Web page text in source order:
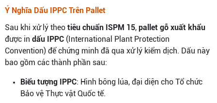
Ý Nghĩa Dấu IPPC Trên Pallet
Sau khi xử lý theo tiêu chuẩn ISPM 15, pallet gỗ xuất khẩu
được in dấu IPPC (International Plant Protection
Convention) để chứng minh đã qua xử lý kiểm dịch. Dấu này
bao gồm các thành phần sau:
Biểu tượng IPPC: Hình bông lúa, đại diện cho Tổ chức
Bảo vệ Thực vật Quốc tế.